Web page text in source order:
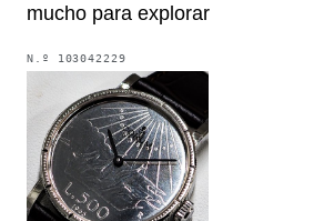
mucho para explorar
N.º 103042229